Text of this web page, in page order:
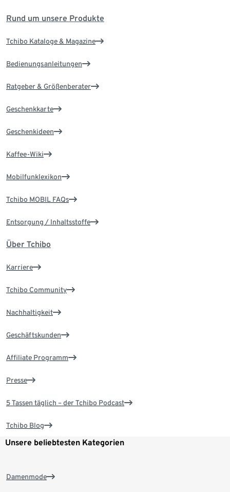
Rund um unsere Produkte
Tchibo Kataloge & Magazine
Bedienungsanleitungen
Ratgeber & Größenberater
Geschenkkarte
Geschenkideen
Kaffee-Wiki
Mobilfunklexikon
Tchibo MOBIL FAQs
Entsorgung / Inhaltsstoffe
Über Tchibo
Karriere
Tchibo Community
Nachhaltigkeit
Geschäftskunden
Affiliate Programm
Presse
5 Tassen täglich – der Tchibo Podcast
Tchibo Blog
Unsere beliebtesten Kategorien
Damenmode